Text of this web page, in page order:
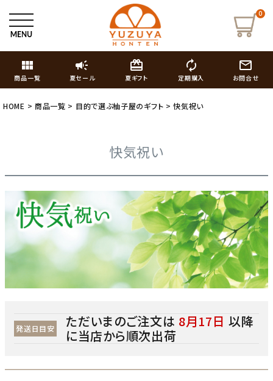
0
view_module
商品一覧
campaign
夏セール
card_giftcard
夏ギフト
autorenew
定期購入
mail_outline
お問合せ
HOME 商品一覧 目的で選ぶ柚子屋のギフト 快気祝い
快気祝い
発送日目安 ただいまのご注文は 8月17日 以降
に当店から順次出荷